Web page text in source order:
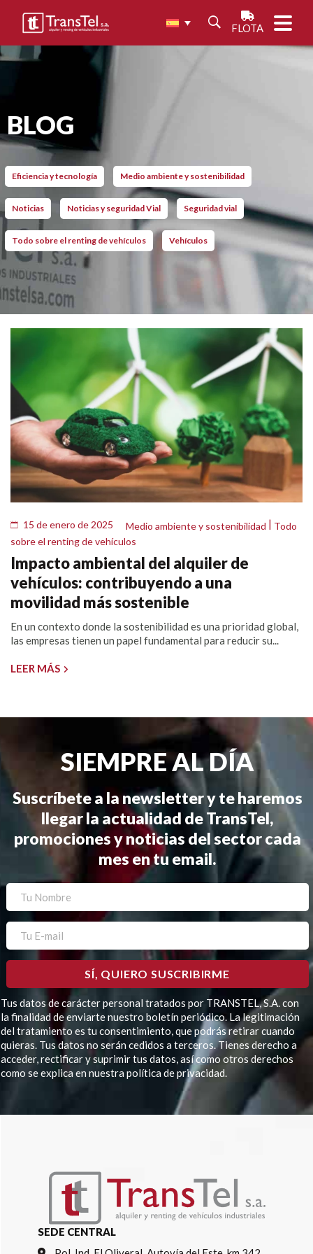
FLOTA
BLOG
Eficiencia y tecnología Medio ambiente y sostenibilidad
Noticias Noticias y seguridad Vial Seguridad vial
Todo sobre el renting de vehículos Vehículos
15 de enero de 2025 Medio ambiente y sostenibilidad | Todo
sobre el renting de vehículos
Impacto ambiental del alquiler de
vehículos: contribuyendo a una
movilidad más sostenible
En un contexto donde la sostenibilidad es una prioridad global,
las empresas tienen un papel fundamental para reducir su...
LEER MÁS
SIEMPRE AL DÍA
Suscríbete a la newsletter y te haremos
llegar la actualidad de TransTel,
promociones y noticias del sector cada
mes en tu email.
Tus datos de carácter personal tratados por TRANSTEL, S.A. con
la finalidad de enviarte nuestro boletín periódico. La legitimación
del tratamiento es tu consentimiento, que podrás retirar cuando
quieras. Tus datos no serán cedidos a terceros. Tienes derecho a
acceder, rectificar y suprimir tus datos, así como otros derechos
como se explica en nuestra política de privacidad.
SEDE CENTRAL